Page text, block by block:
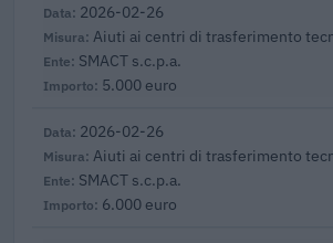
2026-02-26
Aiuti ai centri di trasferimento
SMACT s.c.p.a.
5.000 euro
2026-02-26
Aiuti ai centri di trasferimento
SMACT s.c.p.a.
6.000 euro